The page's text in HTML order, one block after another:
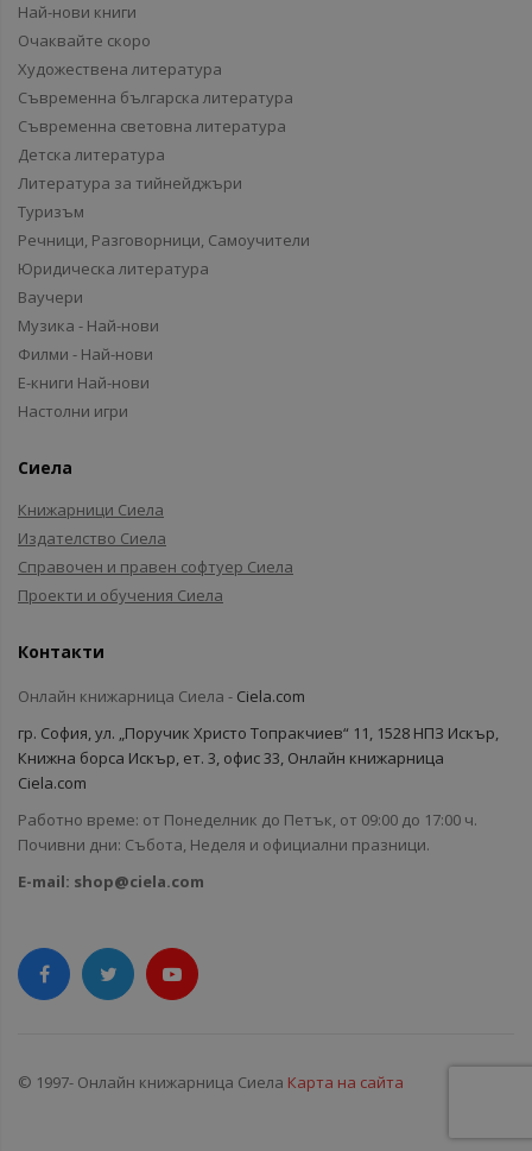
Най-нови книги
Очаквайте скоро
Художествена литература
Съвременна българска литература
Съвременна световна литература
Детска литература
Литература за тийнейджъри
Туризъм
Речници, Разговорници, Самоучители
Юридическа литература
Ваучери
Музика - Най-нови
Филми - Най-нови
Е-книги Най-нови
Настолни игри
Сиела
Книжарници Сиела
Издателство Сиела
Справочен и правен софтуер Сиела
Проекти и обучения Сиела
Контакти
Онлайн книжарница Сиела - Ciela.com
гр. София, ул. „Поручик Христо Топракчиев“ 11, 1528 НПЗ Искър,
Книжна борса Искър, ет. 3, офис 33, Онлайн книжарница
Ciela.com
Работно време: от Понеделник до Петък, от 09:00 до 17:00 ч.
Почивни дни: Събота, Неделя и официални празници.
E-mail: shop@ciela.com
© 1997- Онлайн книжарница Сиела Карта на сайта